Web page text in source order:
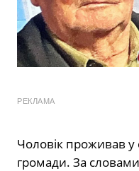
РЕКЛАМА
Чоловік проживав у
громади. За